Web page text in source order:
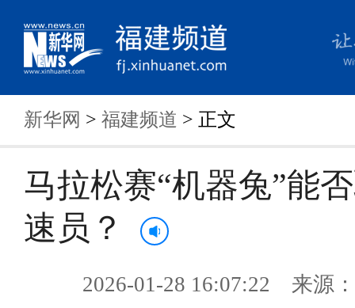
新华网 > 福建频道 > 正文
马拉松赛“机器兔”能
速员？
2026-01-28 16:07:22 来源